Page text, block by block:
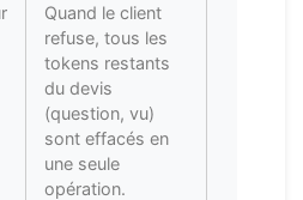
Quand le client
refuse, tous les
tokens restants
du devis
(question, vu)
sont effacés en
une seule
opération.